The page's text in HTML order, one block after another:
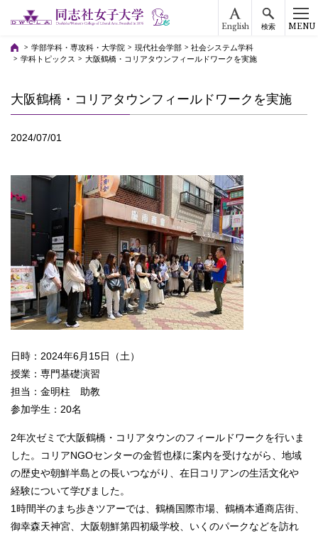
English 検索 MENU
学部学科・専攻科・大学院 現代社会学部
社会システム学科
学科トピックス
大阪鶴橋・コリアタウンフィールドワークを実施
大阪鶴橋・コリアタウンフィールドワークを実施
2024/07/01
日時：2024年6月15日（土）
授業：専門基礎演習
担当：金明柱 助教
参加学生：20名
2年次ゼミで大阪鶴橋・コリアタウンのフィールドワークを行いま
した。コリアNGOセンターの金哲也様に案内を受けながら、地域
の歴史や朝鮮半島との長いつながり、在日コリアンの生活文化や
経験について学びました。
1時間半のまち歩きツアーでは、鶴橋国際市場、鶴橋本通商店街、
御幸森天神宮、大阪朝鮮第四初級学校、いくのパークなどを訪れ